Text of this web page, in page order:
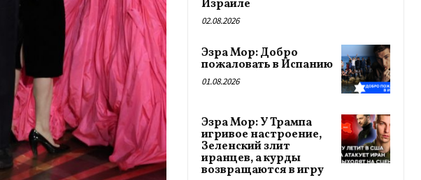
Израиле
02.08.2026
Эзра Мор: Добро
пожаловать в Испанию
01.08.2026
Эзра Мор: У Трампа
игривое настроение,
Зеленский злит
иранцев, а курды
возвращаются в игру